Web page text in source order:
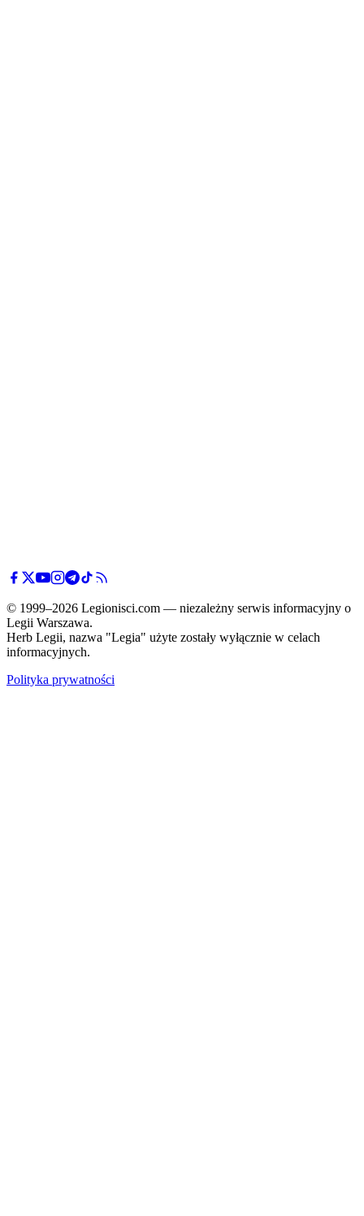
© 1999–2026 Legionisci.com — niezależny serwis informacyjny o
Legii Warszawa.
Herb Legii, nazwa "Legia" użyte zostały wyłącznie w celach
informacyjnych.
Polityka prywatności